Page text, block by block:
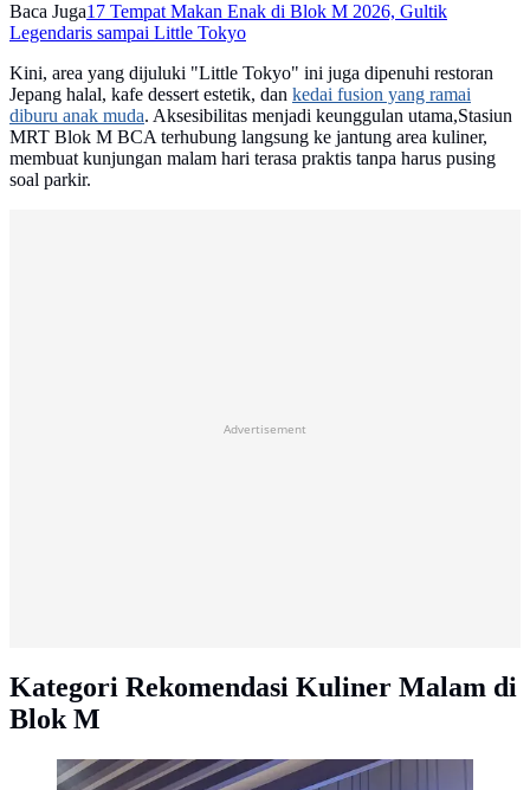
Baca Juga17 Tempat Makan Enak di Blok M 2026, Gultik
Legendaris sampai Little Tokyo
Kini, area yang dijuluki "Little Tokyo" ini juga dipenuhi restoran
Jepang halal, kafe dessert estetik, dan kedai fusion yang ramai
diburu anak muda. Aksesibilitas menjadi keunggulan utama,Stasiun
MRT Blok M BCA terhubung langsung ke jantung area kuliner,
membuat kunjungan malam hari terasa praktis tanpa harus pusing
soal parkir.
Advertisement
Kategori Rekomendasi Kuliner Malam di
Blok M
Bungkushin - Selly Marina (maps.google)